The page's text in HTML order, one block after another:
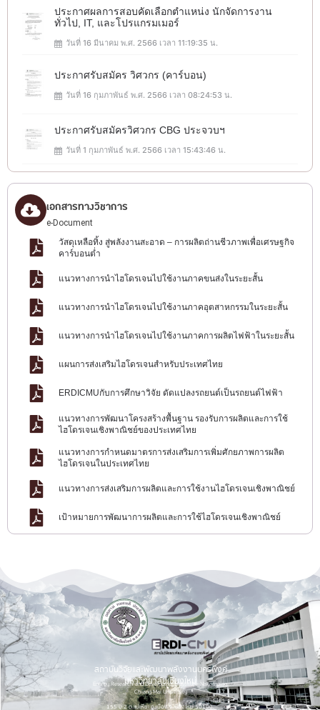
ประกาศผลการสอบคัดเลือกตำแหน่ง นักจัดการงาน
ทั่วไป, IT, และโปรแกรมเมอร์
วันที่ 16 มีนาคม พ.ศ. 2566 เวลา 11:19:35 น.
ประกาศรับสมัคร วิศวกร (คาร์บอน)
วันที่ 16 กุมภาพันธ์ พ.ศ. 2566 เวลา 08:24:53 น.
ประกาศรับสมัครวิศวกร CBG ประจวบฯ
วันที่ 1 กุมภาพันธ์ พ.ศ. 2566 เวลา 15:43:46 น.
เอกสารทางวิชาการ
e-Document
วัสดุเหลือทิ้ง สู่พลังงานสะอาด – การผลิตถ่านชีวภาพเพื่อเศรษฐกิจ
คาร์บอนต่ำ
แนวทางการนำไฮโดรเจนไปใช้งานภาคขนส่งในระยะสั้น
แนวทางการนำไฮโดรเจนไปใช้งานภาคอุตสาหกรรมในระยะสั้น
แนวทางการนำไฮโดรเจนไปใช้งานภาคการผลิตไฟฟ้าในระยะสั้น
แผนการส่งเสริมไฮโดรเจนสำหรับประเทศไทย
ERDICMUกับการศึกษาวิจัย ดัดแปลงรถยนต์เป็นรถยนต์ไฟฟ้า
แนวทางการพัฒนาโครงสร้างพื้นฐาน รองรับการผลิตและการใช้
ไฮโดรเจนเชิงพาณิชย์ของประเทศไทย
แนวทางการกำหนดมาตรการส่งเสริมการเพิ่มศักยภาพการผลิต
ไฮโดรเจนในประเทศไทย
แนวทางการส่งเสริมการผลิตและการใช้งานไฮโดรเจนเชิงพาณิชย์
เป้าหมายการพัฒนาการผลิตและการใช้ไฮโดรเจนเชิงพาณิชย์
สถาบันวิจัยและพัฒนาพลังงานนครพิงค์
มหาวิทยาลัยเชียงใหม่
Energy Research and Development Institute-Nakornping,
Chiang Mai University
155 ม.2 ต.แม่เหียะ อ.เมือง จ.เชียงใหม่ 50100.